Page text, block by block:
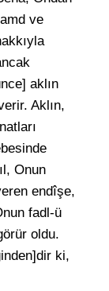
ve
aklın
Aklın,
Onun
endîşe,
fadl-ü
oldu.
ki,